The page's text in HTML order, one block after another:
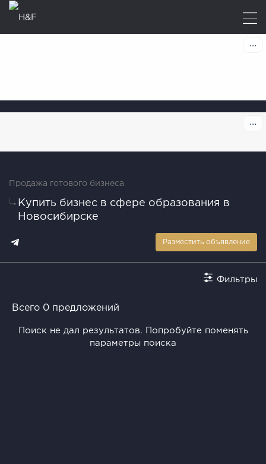
Продажа готового бизнеса
Купить бизнес в сфере образования в
Новосибирске
Разместить объявление
Фильтры
Всего 0 предложений
Поиск не дал результатов. Попробуйте поменять
параметры поиска